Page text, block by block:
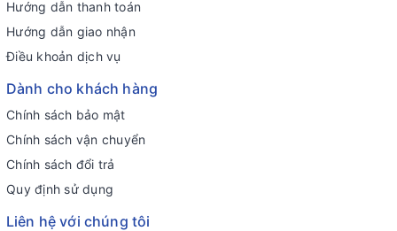
Hướng dẫn thanh toán
Hướng dẫn giao nhận
Điều khoản dịch vụ
Dành cho khách hàng
Chính sách bảo mật
Chính sách vận chuyển
Chính sách đổi trả
Quy định sử dụng
Liên hệ với chúng tôi